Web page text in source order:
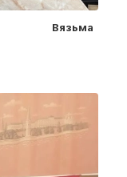
Вязьма